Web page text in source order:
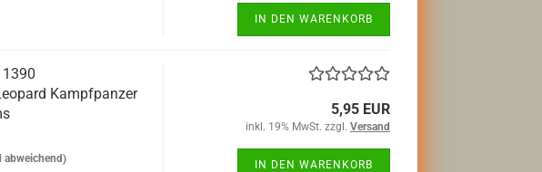
IN DEN WARENKORB
Kampfpanzer
abweichend)
5,95 EUR
inkl. 19% MwSt. zzgl. Versand
IN DEN WARENKORB